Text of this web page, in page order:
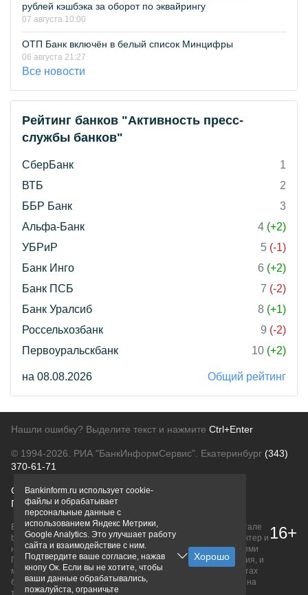
рублей кэшбэка за оборот по эквайрингу
07 августа 10:00
ОТП Банк включён в белый список Минцифры
06 августа 21:27
Все новости
Рейтинг банков "Активность пресс-
службы банков"
СберБанк
1
ВТБ
2
ББР Банк
3
Альфа-Банк
4 (+2)
УБРиР
5 (-1)
Банк Инго
6 (+2)
Банк ПСБ
7 (-2)
Банк Уралсиб
8 (+1)
Россельхозбанк
9 (-2)
Первоуральскбанк
10 (+2)
на 08.08.2026 Общий рейтинг
Нашли ошибку? Выделите текст и нажмите Ctrl+Enter
© 1994-2026. РИА "БанкИнформСервис". Екатеринбург (343)
370-61-71
О проектеПолитика конфиденциальности
Правовая информацияДля рекламодателей
Вся информация о продуктах банков, размещенная на портале
bankinform.ru, носит исключительно ознакомительный характер и
не является публичной офертой, определяемой положениями
ГК РФ. Информация не содержит точного и полного описания, и
может быть изменена. Конечные условия уточняйте на сайтах
банков или при личном обращении. Исключительное право на
товарные знаки принадлежит их правообладателям.
16+
Bankinform.ru использует cookie-
файлы и обрабатывает
персональные данные с
использованием Яндекс Метрики,
Google Analytics. Это улучшает работу
сайта и взаимодействие с ним.
Подтвердите ваше согласие, нажав
кнопу Ок. Если вы не хотите, чтобы
ваши данные обрабатывались,
пожалуйста, ограничьте